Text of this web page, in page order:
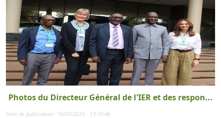
Photos du Directeur Général de l'IER et des respon...
Date de publication : 10/07/2025 - 13:16:46